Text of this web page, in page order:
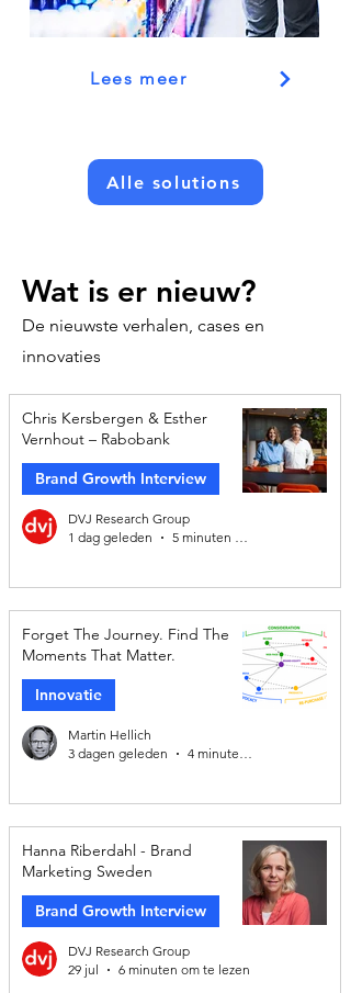
Lees meer
Alle solutions
Wat is er nieuw?
De nieuwste verhalen, cases en
innovaties
Chris Kersbergen & Esther
Vernhout – Rabobank
Brand Growth Interview
DVJ Research Group
1 dag geleden
5 minuten om te lezen
Forget The Journey. Find The
Moments That Matter.
Innovatie
Martin Hellich
3 dagen geleden
4 minuten om te lezen
Hanna Riberdahl - Brand
Marketing Sweden
Brand Growth Interview
DVJ Research Group
29 jul
6 minuten om te lezen